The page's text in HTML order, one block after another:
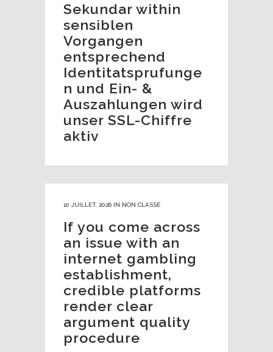
Sekundar within
sensiblen
Vorgangen
entsprechend
Identitatsprufunge
n und Ein- &
Auszahlungen wird
unser SSL-Chiffre
aktiv
10 JUILLET, 2026 IN NON CLASSÉ
If you come across
an issue with an
internet gambling
establishment,
credible platforms
render clear
argument quality
procedure